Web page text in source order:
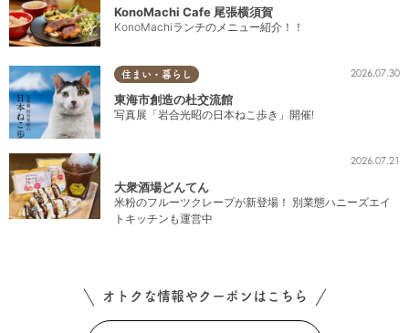
KonoMachi Cafe 尾張横須賀
KonoMachiランチのメニュー紹介！！
住まい・暮らし 2026.07.30
東海市創造の杜交流館
写真展「岩合光昭の日本ねこ歩き」開催!
2026.07.21
大衆酒場どんてん
米粉のフルーツクレープが新登場！ 別業態ハニーズエイ
トキッチンも運営中
オトクな情報やクーポンはこちら